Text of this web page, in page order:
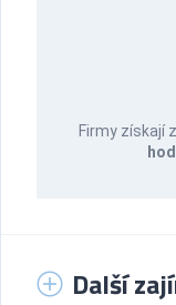
Firmy získají
Další